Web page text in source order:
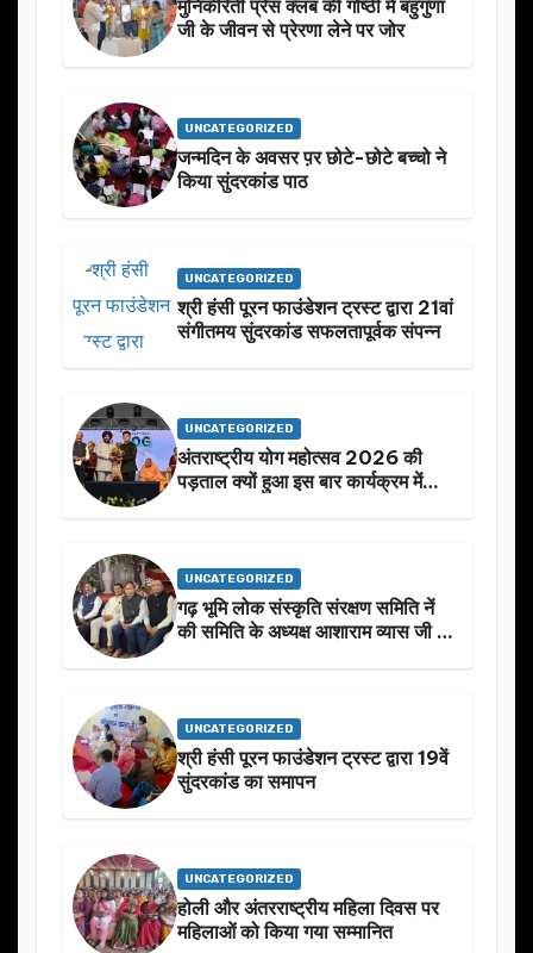
मुनिकीरेती प्रेस क्लब की गोष्ठी में बहुगुणा
जी के जीवन से प्रेरणा लेने पर जोर
UNCATEGORIZED
जन्मदिन के अवसर प़र छोटे-छोटे बच्चो ने
किया सुंदरकांड पाठ
UNCATEGORIZED
श्री हंसी पूरन फाउंडेशन ट्रस्ट द्वारा 21वां
संगीतमय सुंदरकांड सफलतापूर्वक संपन्न
UNCATEGORIZED
अंतराष्ट्रीय योग महोत्सव 2026 की
पड़ताल क्यों हुआ इस बार कार्यक्रम में
UNCATEGORIZED
गढ़ भूमि लोक संस्कृति संरक्षण समिति नें
की समिति के अध्यक्ष आशाराम व्यास जी के
UNCATEGORIZED
श्री हंसी पूरन फाउंडेशन ट्रस्ट द्वारा 19वें
सुंदरकांड का समापन
UNCATEGORIZED
होली और अंतरराष्ट्रीय महिला दिवस पर
महिलाओं को किया गया सम्मानित